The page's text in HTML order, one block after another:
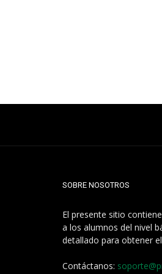
SOBRE NOSOTROS
El presente sitio
a los alumnos del nivel
detallado para obtener
Contáctanos: